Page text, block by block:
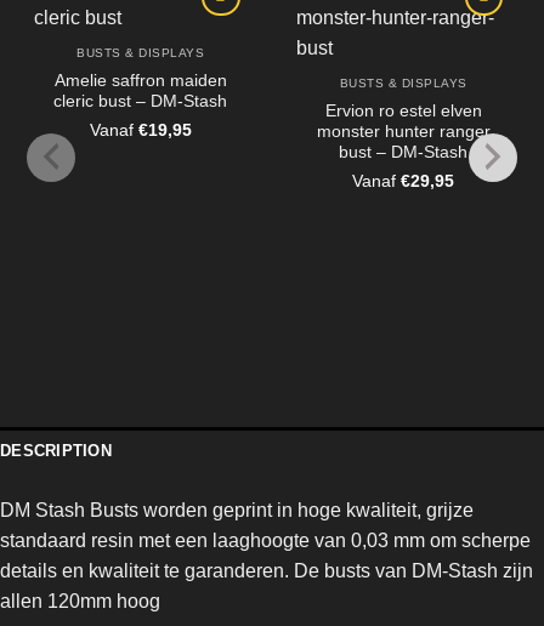
BUSTS & DISPLAYS
Amelie saffron maiden
cleric bust – DM-Stash
Vanaf €19,95
BUSTS & DISPLAYS
Ervion ro estel elven
monster hunter ranger
bust – DM-Stash
Vanaf€29,95
DESCRIPTION
DM Stash Busts worden geprint in hoge kwaliteit, grijze
standaard resin met een laaghoogte van 0,03 mm om scherpe
details en kwaliteit te garanderen. De busts van DM-Stash zijn
allen 120mm hoog